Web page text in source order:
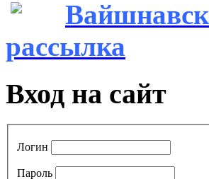
рассылка
Вход на сайт
Логин
Пароль